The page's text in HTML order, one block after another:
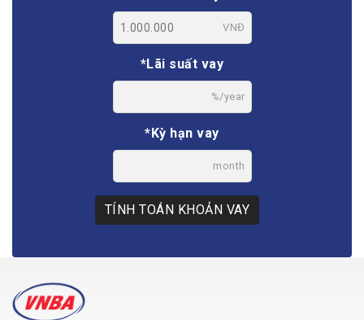
VNĐ
*Lãi suất vay
%/year
*Kỳ hạn vay
month
TÍNH TOÁN KHOẢN VAY